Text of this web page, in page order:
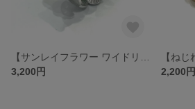
3,200円
2,200円